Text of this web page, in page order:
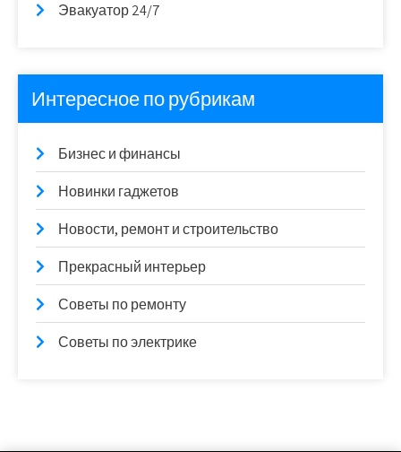
Эвакуатор 24/7
Интересное по рубрикам
Бизнес и финансы
Новинки гаджетов
Новости, ремонт и строительство
Прекрасный интерьер
Советы по ремонту
Советы по электрике